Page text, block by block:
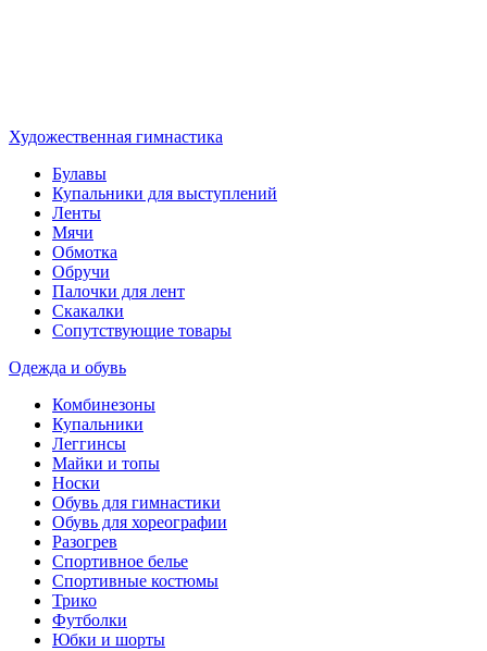
Художественная гимнастика
Булавы
Купальники для выступлений
Ленты
Мячи
Обмотка
Обручи
Палочки для лент
Скакалки
Сопутствующие товары
Одежда и обувь
Комбинезоны
Купальники
Леггинсы
Майки и топы
Носки
Обувь для гимнастики
Обувь для хореографии
Разогрев
Спортивное белье
Спортивные костюмы
Трико
Футболки
Юбки и шорты